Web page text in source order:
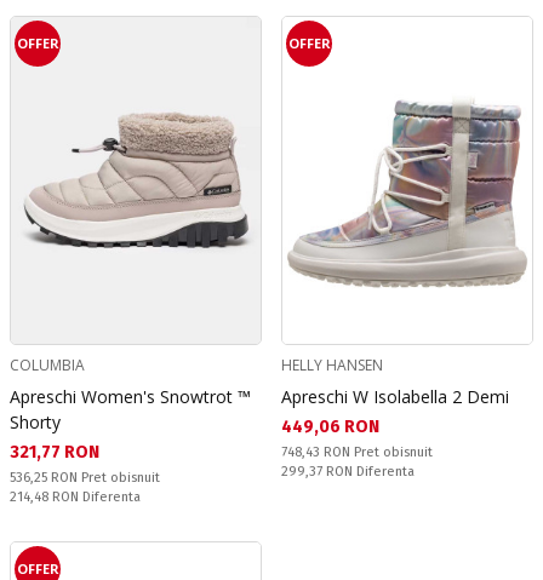
OFFER
COLUMBIA
Apreschi Women's Snowtrot ™
Shorty
Текуща цена:
321,77 RON
Pret obisnuit:
536,25 RON Pret obisnuit
Спестявате:
214,48 RON Diferenta
OFFER
HELLY HANSEN
Apreschi W Isolabella 2 Demi
Текуща цена:
449,06 RON
Pret obisnuit:
748,43 RON Pret obisnuit
Спестявате:
299,37 RON Diferenta
OFFER